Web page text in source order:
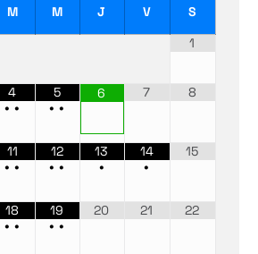
M M J V
S
1
4
••
5
••
6 7 8
11
••
12
••
13
•
14
•
15
18
••
19
••
20 21 22